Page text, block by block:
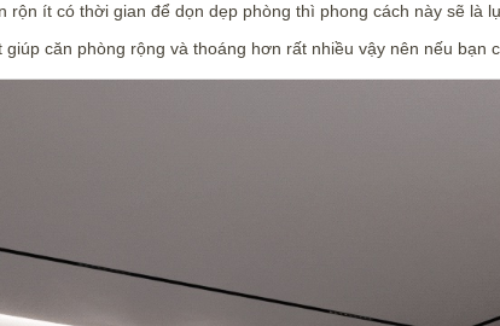
ít có thời gian để dọn dẹp phòng thì phong cách này sẽ là
căn phòng rộng và thoáng hơn rất nhiều vậy nên nếu bạn